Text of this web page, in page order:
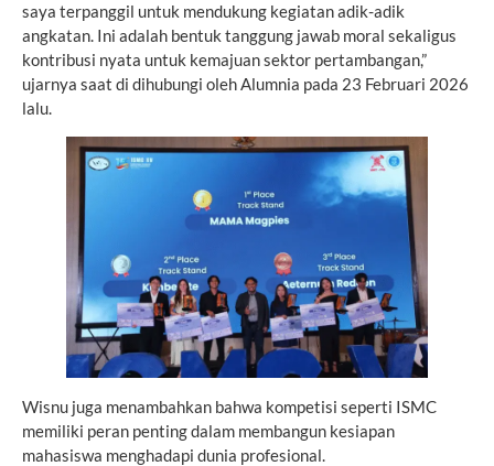
saya terpanggil untuk mendukung kegiatan adik-adik
angkatan. Ini adalah bentuk tanggung jawab moral sekaligus
kontribusi nyata untuk kemajuan sektor pertambangan,”
ujarnya saat di dihubungi oleh Alumnia pada 23 Februari 2026
lalu.
Wisnu juga menambahkan bahwa kompetisi seperti ISMC
memiliki peran penting dalam membangun kesiapan
mahasiswa menghadapi dunia profesional.